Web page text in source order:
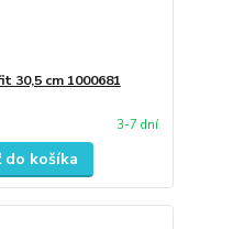
30,5 cm 1000681
3-7 dní
do košíka